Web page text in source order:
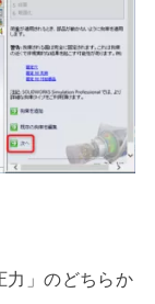
力」のどちらか